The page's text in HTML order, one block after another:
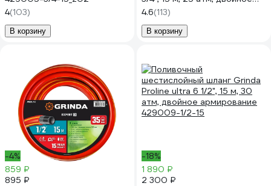
4(103)
В корзину
армирование 429009-3/4-15
4.6(113)
В корзину
-4%
859 ₽
895 ₽
-18%
1 890 ₽
2 300 ₽